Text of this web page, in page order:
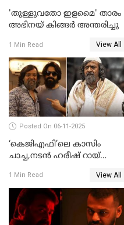
'തുള്ളുവതോ ഇളമൈ' താരം
അഭിനയ് കിങ്ങർ അന്തരിച്ചു
1 Min Read View All
Posted On 06-11-2025
‘കെജിഎഫി’ലെ കാസിം
ചാച്ച,നടൻ ഹരീഷ് റായ്
1 Min Read View All